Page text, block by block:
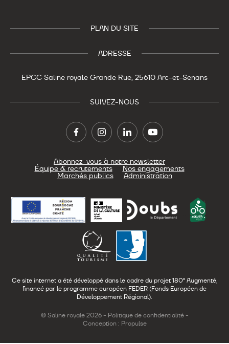
PLAN DU SITE
ADRESSE
EPCC Saline royale Grande Rue, 25610 Arc-et-Senans
SUIVEZ-NOUS
Abonnez-vous à notre newsletter
Équipe & recrutements Nos engagements
Marchés publics Administration
Ce site internet a été développé dans le cadre du projet 180° Augmenté,
financé par le programme européen FEDER (Fonds Européen de
Développement Régional).
© Saline royale 2026 - Politique de confidentialité-
Conception : Propulse